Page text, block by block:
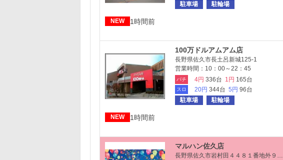
駐車場
駐輪場
NEW 1時間前
100万ドルアムアム店
長野県佐久市長土呂新城125-1
営業時間：10：00～22：45
パチ 4円 336台 1円 165台
スロ 20円 344台 5円 96台
駐車場
駐輪場
NEW 1時間前
マルハン佐久店
長野県佐久市岩村田４４８１番地外９…